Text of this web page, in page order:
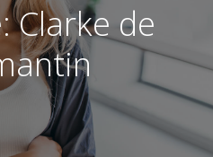
Clarke de